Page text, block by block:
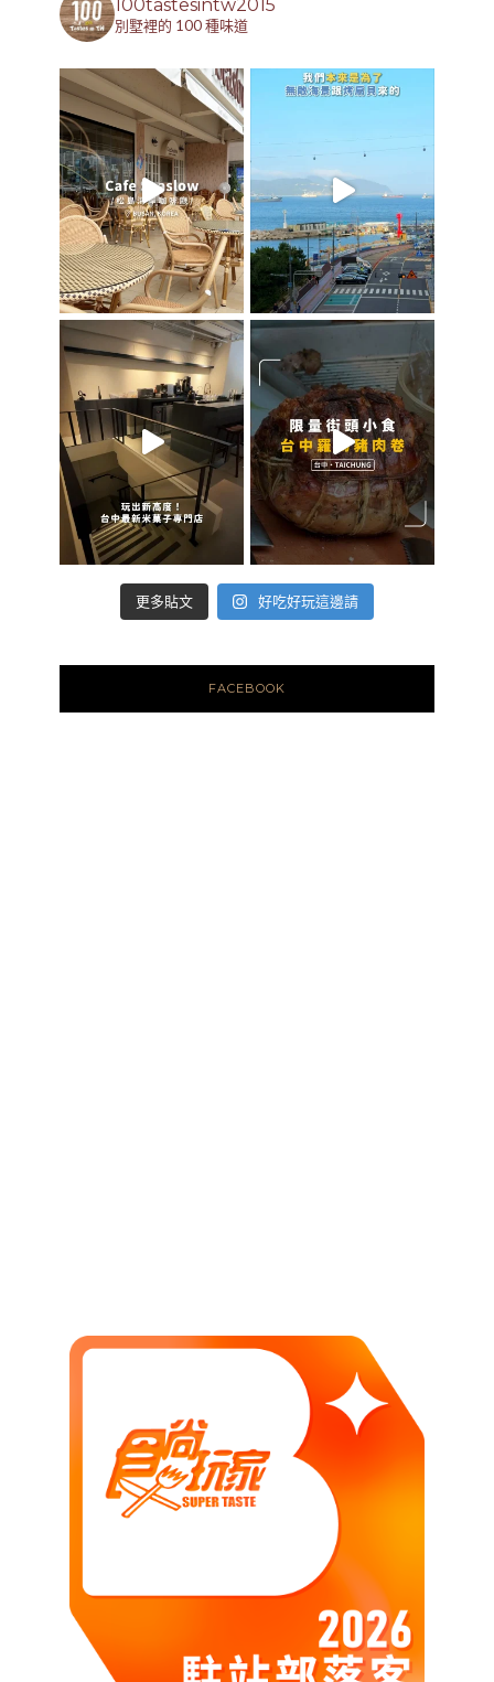
100tastesintw2015
別墅裡的 100 種味道
更多貼文 好吃好玩這邊請
FACEBOOK